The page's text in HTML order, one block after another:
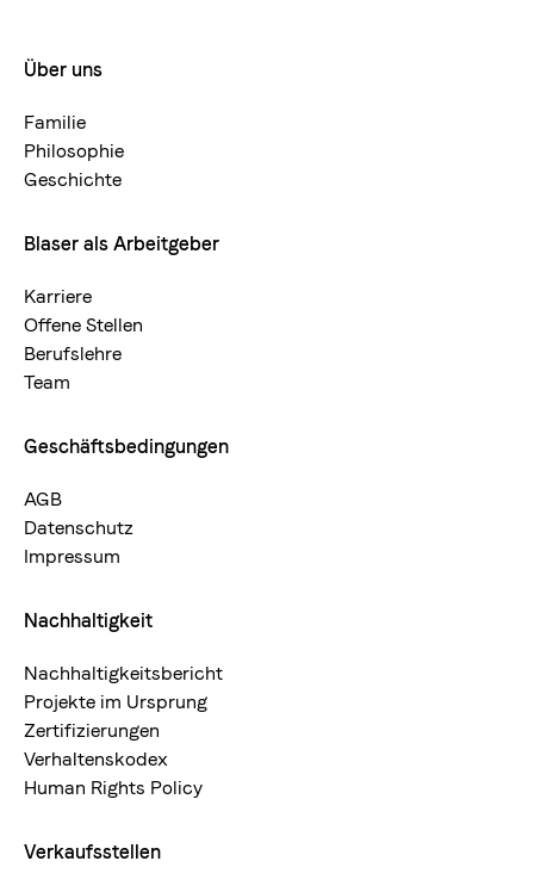
Footermenue-
neu
Über uns
Familie
Philosophie
Geschichte
Blaser als Arbeitgeber
Karriere
Offene Stellen
Berufslehre
Team
Geschäftsbedingungen
AGB
Datenschutz
Impressum
Nachhaltigkeit
Nachhaltigkeitsbericht
Projekte im Ursprung
Zertifizierungen
Verhaltenskodex
Human Rights Policy
Verkaufsstellen